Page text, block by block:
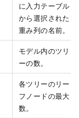
に入力テーブル
から選択された
重み列の名前。
モデル内のツリ
ーの数。
各ツリーのリー
フノードの最大
数。